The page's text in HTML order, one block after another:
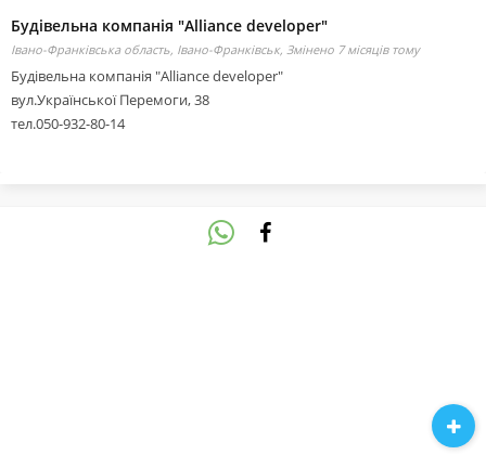
Будівельна компанія "Alliance developer"
Івано-Франківська область, Івано-Франківськ, Змінено 7 місяців тому
Будівельна компанія "Alliance developer"
вул.Української Перемоги, 38
тел.050-932-80-14